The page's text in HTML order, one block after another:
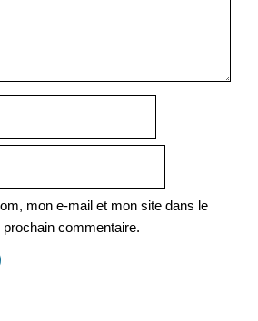
mon e-mail et mon site dans le
commentaire.